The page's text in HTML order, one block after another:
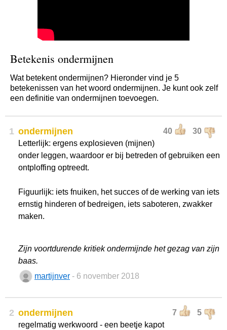
Betekenis ondermijnen
Wat betekent ondermijnen? Hieronder vind je 5
betekenissen van het woord ondermijnen. Je kunt ook zelf
een definitie van ondermijnen toevoegen.
1 40 30
ondermijnen
Letterlijk: ergens explosieven (mijnen)
onder leggen, waardoor er bij betreden of gebruiken een
ontploffing optreedt.
Figuurlijk: iets fnuiken, het succes of de werking van iets
ernstig hinderen of bedreigen, iets saboteren, zwakker
maken.
Zijn voortdurende kritiek ondermijnde het gezag van zijn
baas.
martijnver - 6 november 2018
2 7 5
ondermijnen
regelmatig werkwoord - een beetje kapot